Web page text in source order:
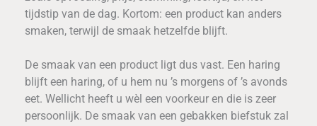
tijdstip van de dag. Kortom: een product kan anders
smaken, terwijl de smaak hetzelfde blijft.
De smaak van een product ligt dus vast. Een haring
blijft een haring, of u hem nu ’s morgens of ’s avonds
eet. Wellicht heeft u wèl een voorkeur en die is zeer
persoonlijk. De smaak van een gebakken biefstuk zal